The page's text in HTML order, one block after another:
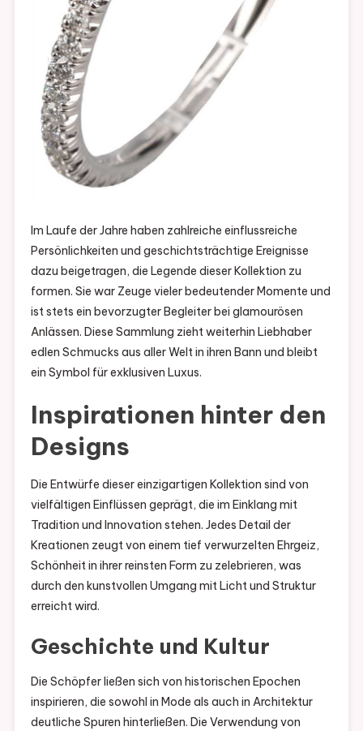
Im Laufe der Jahre haben zahlreiche einflussreiche
Persönlichkeiten und geschichtsträchtige Ereignisse
dazu beigetragen, die Legende dieser Kollektion zu
formen. Sie war Zeuge vieler bedeutender Momente und
ist stets ein bevorzugter Begleiter bei glamourösen
Anlässen. Diese Sammlung zieht weiterhin Liebhaber
edlen Schmucks aus aller Welt in ihren Bann und bleibt
ein Symbol für exklusiven Luxus.
Inspirationen hinter den
Designs
Die Entwürfe dieser einzigartigen Kollektion sind von
vielfältigen Einflüssen geprägt, die im Einklang mit
Tradition und Innovation stehen. Jedes Detail der
Kreationen zeugt von einem tief verwurzelten Ehrgeiz,
Schönheit in ihrer reinsten Form zu zelebrieren, was
durch den kunstvollen Umgang mit Licht und Struktur
erreicht wird.
Geschichte und Kultur
Die Schöpfer ließen sich von historischen Epochen
inspirieren, die sowohl in Mode als auch in Architektur
deutliche Spuren hinterließen. Die Verwendung von